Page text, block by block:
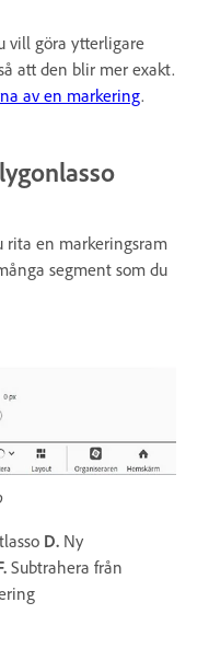
vill göra ytterligare
att den blir mer exakt.
av en markering.
rita en markeringsram
segment som du
D. Ny
Subtrahera från